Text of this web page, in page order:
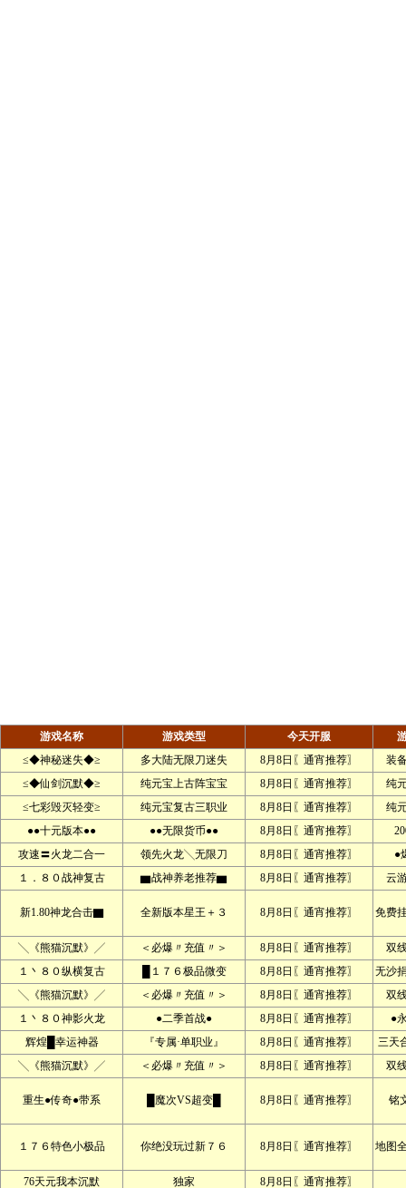
游戏名称 游戏类型 今天开服
≤◆神秘迷失◆≥
多大陆无限刀迷失 8月8日〖通宵推荐〗
装
≤◆仙剑沉默◆≥
纯元宝上古阵宝宝 8月8日〖通宵推荐〗
纯
≤七彩毁灭轻变≥
纯元宝复古三职业 8月8日〖通宵推荐〗
纯
●●十元版本●●
●●无限货币●● 8月8日〖通宵推荐〗
攻速〓火龙二合一
领先火龙╲无限刀 8月8日〖通宵推荐〗
●
１．８０战神复古
▆战神养老推荐▆ 8月8日〖通宵推荐〗 云
新1.80神龙合击▇ 全新版本星王＋３ 8月8日〖通宵推荐〗 免费
╲《熊猫沉默》╱ ＜必爆〃充值〃＞ 8月8日〖通宵推荐〗
双
１丶８０纵横复古
█１７６极品微变 8月8日〖通宵推荐〗
无沙
╲《熊猫沉默》╱
＜必爆〃充值〃＞ 8月8日〖通宵推荐〗
双
１丶８０神影火龙
●二季首战● 8月8日〖通宵推荐〗
●
辉煌█幸运神器
『专属·单职业』 8月8日〖通宵推荐〗
三天
╲《熊猫沉默》╱
＜必爆〃充值〃＞ 8月8日〖通宵推荐〗 双
重生●传奇●带系 █魔次VS超变█ 8月8日〖通宵推荐〗 铭
１７６特色小极品 你绝没玩过新７６ 8月8日〖通宵推荐〗 地图
76天元我本沉默 独家 8月8日〖通宵推荐〗